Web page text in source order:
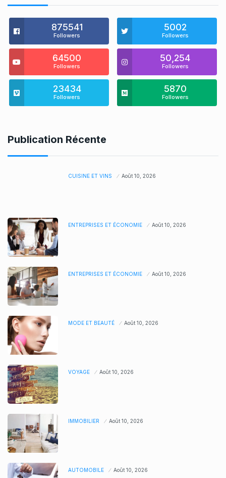
875541
Followers
5002
Followers
64500
Followers
50,254
Followers
23434
Followers
5870
Followers
Publication Récente
CUISINE ET VINS Août 10, 2026
ENTREPRISES ET ÉCONOMIE Août 10, 2026
ENTREPRISES ET ÉCONOMIE Août 10, 2026
MODE ET BEAUTÉ Août 10, 2026
VOYAGE Août 10, 2026
IMMOBILIER Août 10, 2026
AUTOMOBILE Août 10, 2026